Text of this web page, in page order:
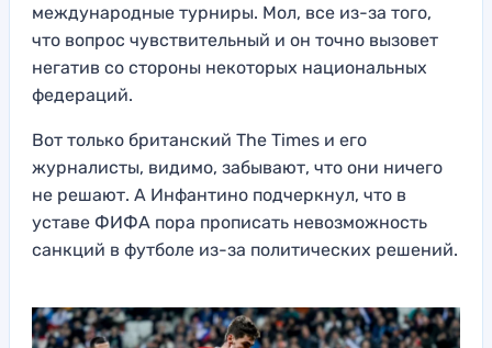
международные турниры. Мол, все из-за того,
что вопрос чувствительный и он точно вызовет
негатив со стороны некоторых национальных
федераций.
Вот только британский The Times и его
журналисты, видимо, забывают, что они ничего
не решают. А Инфантино подчеркнул, что в
уставе ФИФА пора прописать невозможность
санкций в футболе из-за политических решений.